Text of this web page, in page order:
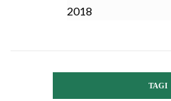
2018
TAGI